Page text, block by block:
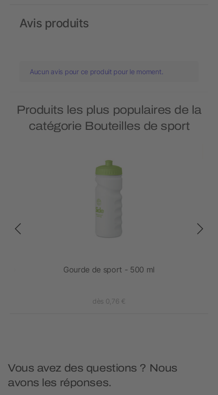
Avis produits
Aucun avis pour ce produit pour le moment.
Produits les plus populaires de la
catégorie Bouteilles de sport
Gourde de sport - 500 ml
dès 0,76 €
Vous avez des questions ? Nous
avons les réponses.